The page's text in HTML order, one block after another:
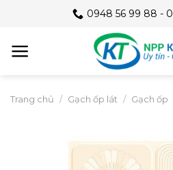
content
0948 56 99 88 -
Trang chủ / Gạch ốp lát / Gạch ốp